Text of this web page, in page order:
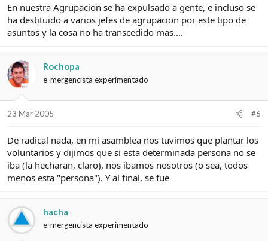
En nuestra Agrupacion se ha expulsado a gente, e incluso se
ha destituido a varios jefes de agrupacion por este tipo de
asuntos y la cosa no ha transcedido mas....
Rochopa
e-mergencista experimentado
23 Mar 2005 #6
De radical nada, en mi asamblea nos tuvimos que plantar los
voluntarios y dijimos que si esta determinada persona no se
iba (la hecharan, claro), nos ibamos nosotros (o sea, todos
menos esta "persona"). Y al final, se fue
hacha
e-mergencista experimentado